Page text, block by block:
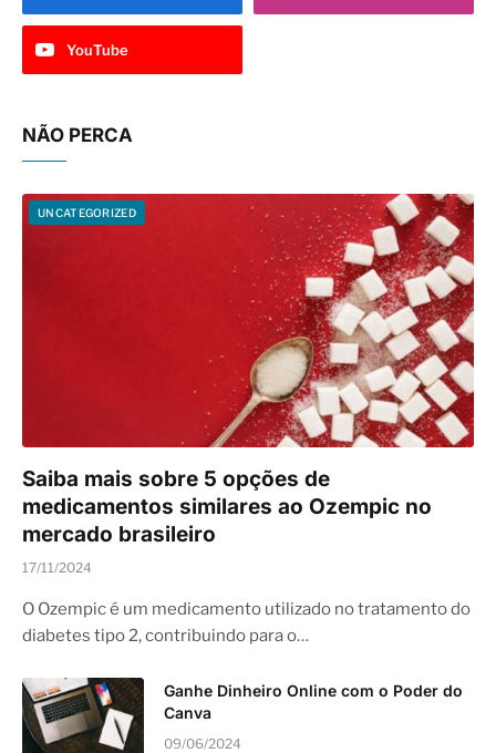
YouTube
NÃO PERCA
UNCATEGORIZED
Saiba mais sobre 5 opções de
medicamentos similares ao Ozempic no
mercado brasileiro
17/11/2024
O Ozempic é um medicamento utilizado no tratamento do
diabetes tipo 2, contribuindo para o…
Ganhe Dinheiro Online com o Poder do
Canva
09/06/2024